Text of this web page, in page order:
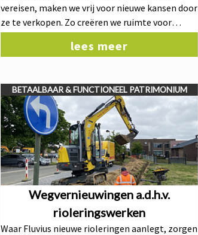
vereisen, maken we vrij voor nieuwe kansen door
ze te verkopen. Zo creëren we ruimte voor
die beter aansluiten bij de noden van onze
de Hees, Villa Pax, de bibliotheek en de
opvangwoningen van het OCMW niet gewenst
was. Hierbij wordt er de keuze gemaakt om het
patrimonium te verkopen.
lees meer
BETAALBAAR & FUNCTIONEEL PATRIMONIUM
Wegvernieuwingen a.d.h.v.
rioleringswerken
Waar Fluvius nieuwe rioleringen aanlegt, zorgen